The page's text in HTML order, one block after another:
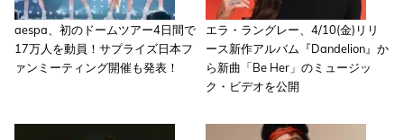
aespa、初のドームツアー4日間で
17万人を動員！サプライズ日本フ
ァンミーティング開催も発表！
エラ・ラングレー、4/10(金)リリ
ース新作アルバム『Dandelion』か
ら新曲「Be Her」のミュージッ
ク・ビデオを公開